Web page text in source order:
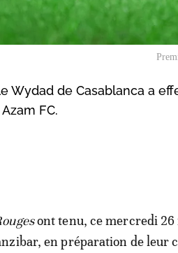
Wydad de Casablanca a
FC.
ont tenu, ce mercredi 26
en préparation de leur